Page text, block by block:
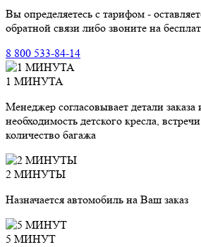
Вы определяетесь с тарифом -
обратной связи либо звоните на
8 800 533-84-14
1 МИНУТА
Менеджер согласовывает детали заказа
необходимость детского кресла,
количество багажа
2 МИНУТЫ
Назначается автомобиль на Ваш заказ
5 МИНУТ